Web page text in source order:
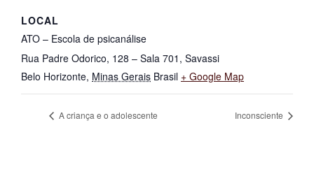
LOCAL
ATO – Escola de psicanálise
Rua Padre Odorico, 128 – Sala 701, Savassi
Belo Horizonte, Minas Gerais Brasil + Google Map
A criança e o adolescente Inconsciente